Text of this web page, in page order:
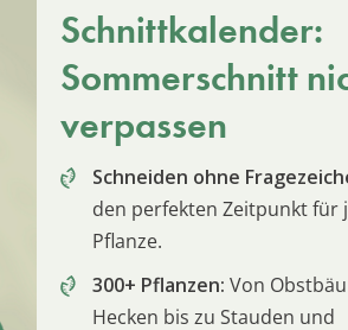
Schnittkalender:
Sommerschnitt
verpassen
Schneiden ohne
den perfekten Zeitpunkt für
Pflanze.
300+ Pflanzen: Von
Hecken bis zu Stauden und